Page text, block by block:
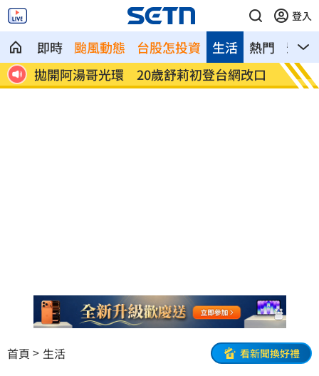
登入
即時 颱風動態 台股怎投資 熱門 影音
生活
拋開阿湯哥光環 20歲舒莉初登台網改口
新／
歲
首頁 生活 看新聞換好禮